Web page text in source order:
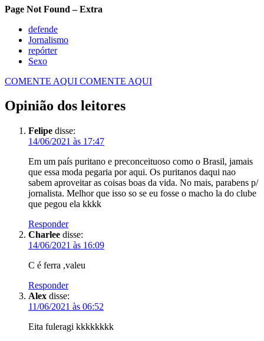
Page Not Found – Extra
defende
Jornalismo
repórter
Sexo
COMENTE AQUI COMENTE AQUI
Opinião dos leitores
Felipe disse:
14/06/2021 às 17:47
Em um país puritano e preconceituoso como o Brasil, jamais
que essa moda pegaria por aqui. Os puritanos daqui nao
sabem aproveitar as coisas boas da vida. No mais, parabens p/
jornalista. Melhor que isso so se eu fosse o macho la do clube
que pegou ela kkkk
Responder
Charlee disse:
14/06/2021 às 16:09
C é ferra ,valeu
Responder
Alex disse:
11/06/2021 às 06:52
Eita fuleragi kkkkkkkk